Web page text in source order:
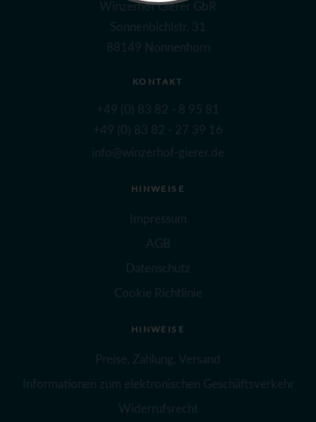
Winzerhof Gierer GbR
Sonnenbichlstr. 31
88149 Nonnenhorn
KONTAKT
+49 (0) 83 82 - 8 95 81
+49 (0) 83 82 - 27 39 16
info@winzerhof-gierer.de
HINWEISE
Impressum
AGB
Datenschutz
Cookie Richtlinie
HINWEISE
Preise, Zahlung, Versand
Informationen zum elektronischen Geschäftsverkehr
Widerrufsrecht